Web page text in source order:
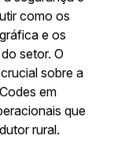
como os
e os
setor. O
sobre a
em
que
rural.